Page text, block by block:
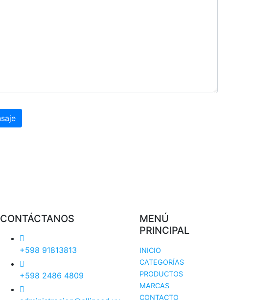
CONTÁCTANOS
+598 91813813
+598 2486 4809
MENÚ
PRINCIPAL
INICIO
CATEGORÍAS
PRODUCTOS
MARCAS
CONTACTO